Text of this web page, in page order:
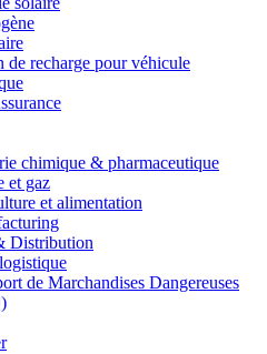
de recharge pour véhicule
chimique & pharmaceutique
et gaz
et alimentation
Distribution
de Marchandises Dangereuses